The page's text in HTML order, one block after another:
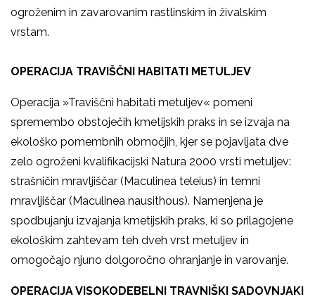
ogroženim in zavarovanim rastlinskim in živalskim
vrstam.
OPERACIJA TRAVIŠČNI HABITATI METULJEV
Operacija »Traviščni habitati metuljev« pomeni
spremembo obstoječih kmetijskih praks in se izvaja na
ekološko pomembnih območjih, kjer se pojavljata dve
zelo ogroženi kvalifikacijski Natura 2000 vrsti metuljev:
strašničin mravljiščar (Maculinea teleius) in temni
mravljiščar (Maculinea nausithous). Namenjena je
spodbujanju izvajanja kmetijskih praks, ki so prilagojene
ekološkim zahtevam teh dveh vrst metuljev in
omogočajo njuno dolgoročno ohranjanje in varovanje.
OPERACIJA VISOKODEBELNI TRAVNIŠKI SADOVNJAKI